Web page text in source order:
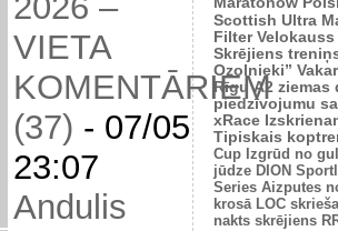
VIETA
KOMENTĀRIEM
(37) - 07/05
23:07
Andulis
Scottish Ultra
Filter
Skrējiens
Ozolnieki”
Rīgu A2 ziemas
piedzīvojumu
xRace
Tipiskais
Cup Izgrūd no
jūdze DION
Series Aizputes
krosā LOC
nakts skrējiens